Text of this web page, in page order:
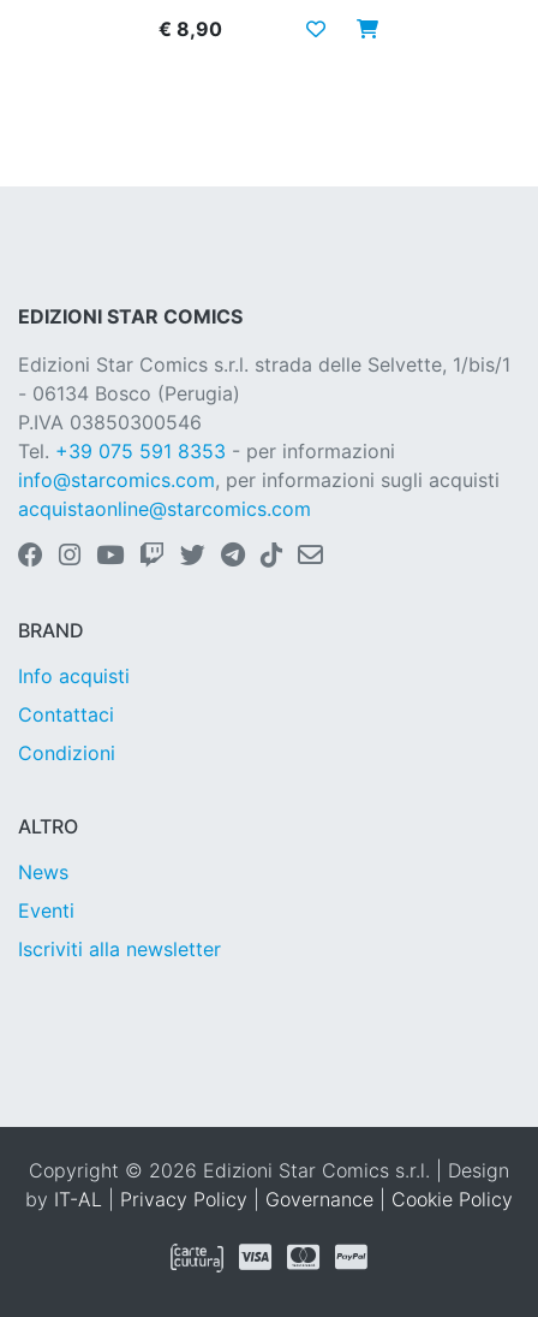
€ 8,90
EDIZIONI STAR COMICS
Edizioni Star Comics s.r.l. strada delle Selvette, 1/bis/1
- 06134 Bosco (Perugia)
P.IVA 03850300546
Tel. +39 075 591 8353 - per informazioni
info@starcomics.com, per informazioni sugli acquisti
acquistaonline@starcomics.com
BRAND
Info acquisti
Contattaci
Condizioni
ALTRO
News
Eventi
Iscriviti alla newsletter
Copyright © 2026 Edizioni Star Comics s.r.l. | Design
by IT-AL Privacy Policy Governance Cookie Policy